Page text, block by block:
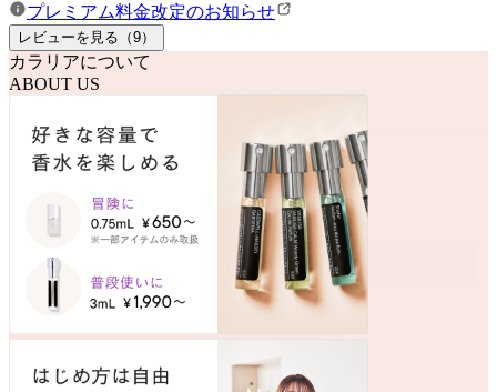
プレミアム料金改定のお知らせ
レビューを見る（9）
カラリアについて
ABOUT US